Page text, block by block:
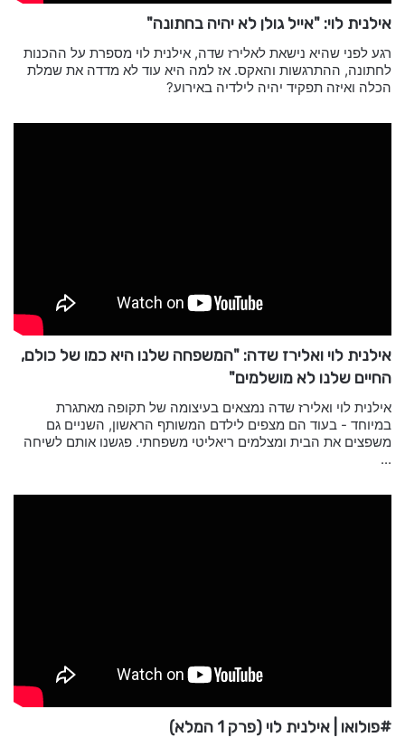
אילנית לוי: "אייל גולן לא יהיה בחתונה"
רגע לפני שהיא נישאת לאלירז שדה, אילנית לוי מספרת על ההכנות
לחתונה, ההתרגשות והאקס. אז למה היא עוד לא מדדה את שמלת
הכלה ואיזה תפקיד יהיה לילדיה באירוע?
אילנית לוי ואלירז שדה: "המשפחה שלנו היא כמו של כולם,
החיים שלנו לא מושלמים"
אילנית לוי ואלירז שדה נמצאים בעיצומה של תקופה מאתגרת
במיוחד - בעוד הם מצפים לילדם המשותף הראשון, השניים גם
משפצים את הבית ומצלמים ריאליטי משפחתי. פגשנו אותם לשיחה
...
#פולואו | אילנית לוי (פרק 1 המלא)